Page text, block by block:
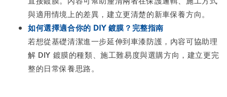
與適用情境上的差異，建立更清楚的新車保養方向。
如何選擇適合你的 DIY 鍍膜？完整指南
若想從基礎清潔進一步延伸到車漆防護，內容可協助理
解 DIY 鍍膜的種類、施工難易度與選購方向，建立更完
整的日常保養思路。